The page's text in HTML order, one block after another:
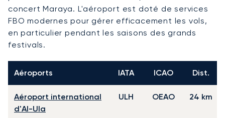
concert Maraya. L'aéroport est doté de services
FBO modernes pour gérer efficacement les vols,
en particulier pendant les saisons des grands
festivals.
Aéroports IATA ICAO Dist.
Aéroport international
d'Al-Ula
ULH OEAO 24 km